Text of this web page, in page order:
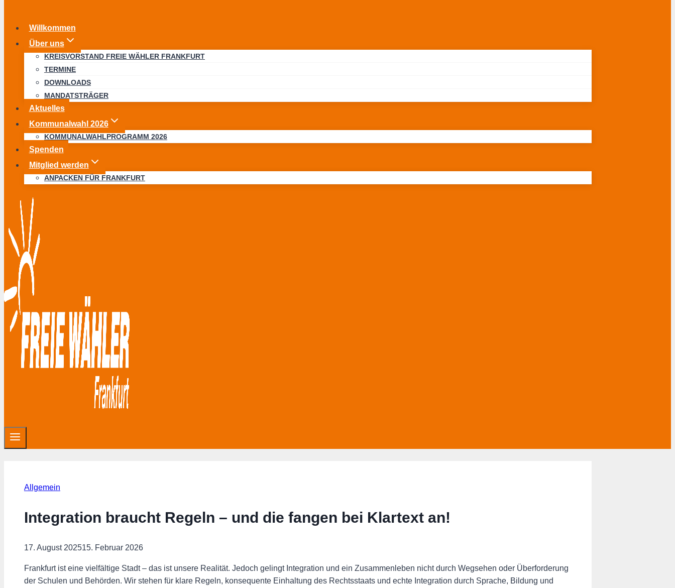
Willkommen
Über uns
KREISVORSTAND FREIE WÄHLER FRANKFURT
TERMINE
DOWNLOADS
MANDATSTRÄGER
Aktuelles
Kommunalwahl 2026
KOMMUNALWAHLPROGRAMM 2026
Spenden
Mitglied werden
ANPACKEN FÜR FRANKFURT
Allgemein
Integration braucht Regeln – und die fangen bei Klartext an!
17. August 202515. Februar 2026
Frankfurt ist eine vielfältige Stadt – das ist unsere Realität. Jedoch gelingt Integration und ein Zusammenleben nicht durch Wegsehen oder Überforderung
der Schulen und Behörden. Wir stehen für klare Regeln, konsequente Einhaltung des Rechtsstaats und echte Integration durch Sprache, Bildung und